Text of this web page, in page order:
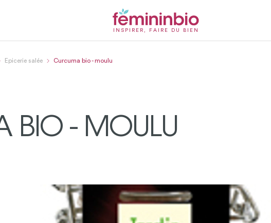
INSPIRER, FAIRE DU BIEN
Epicerie salée Curcuma bio - moulu
BIO - MOULU